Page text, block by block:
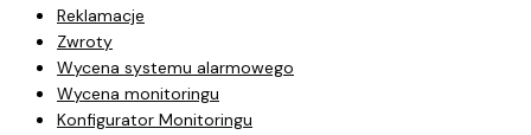
Reklamacje
Zwroty
Wycena systemu alarmowego
Wycena monitoringu
Konfigurator Monitoringu